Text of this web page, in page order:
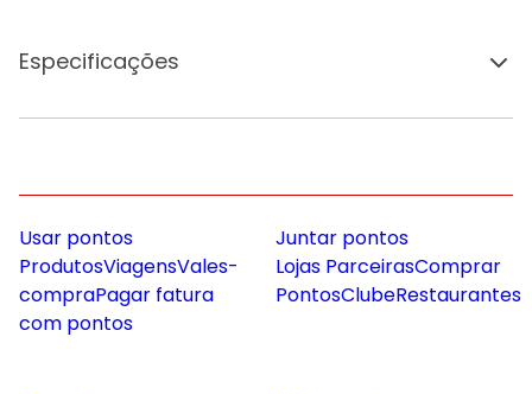
Especificações
Usar pontos
ProdutosViagensVales-
compraPagar fatura
com pontos
Juntar pontos
Lojas ParceirasComprar
PontosClubeRestaurantes